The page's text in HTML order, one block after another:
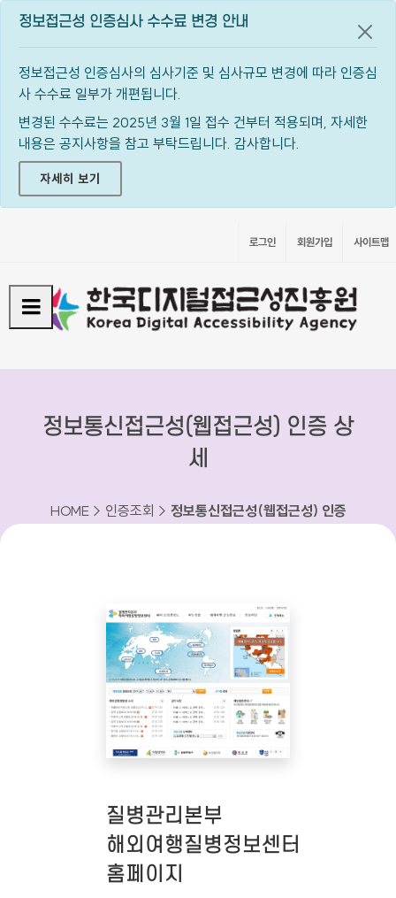
정보접근성 인증심사 수수료 변경 안내
정보접근성 인증심사의 심사기준 및 심사규모 변경에 따라 인증심
사 수수료 일부가 개편됩니다.
변경된 수수료는 2025년 3월 1일 접수 건부터 적용되며, 자세한
내용은 공지사항을 참고 부탁드립니다. 감사합니다.
자세히 보기
공지
로그인 회원가입 사이트맵
정보통신접근성(웹접근성) 인증 상
세
HOME > 인증조회 > 정보통신접근성(웹접근성) 인증
질병관리본부
해외여행질병정보센터
홈페이지